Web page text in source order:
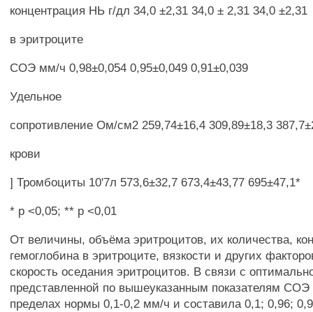
концентрация НЬ г/дл 34,0 ±2,31 34,0 ± 2,31 34,0 ±2,31
в эритроците
СОЭ мм/ч 0,98±0,054 0,95±0,049 0,91±0,039
Удельное
сопротивление Ом/см2 259,74±16,4 309,89±18,3
крови
] Тромбоциты 10'7л 573,6±32,7 673,4±43,77 695±47,1*
* р <0,05; ** р <0,01
От величины, объёма эритроцитов, их количества,
гемоглобина в эритроците, вязкости и других
скорость оседания эритроцитов. В связи с
представленной по вышеуказанным показателям СОЭ
пределах нормы 0,1-0,2 мм/ч и составила 0,1; 0,96;